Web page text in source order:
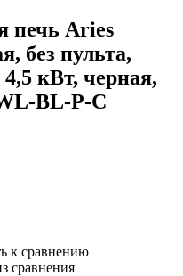
печь Aries
без пульта,
кВт, черная,
BL-P-C
к сравнению
сравнения